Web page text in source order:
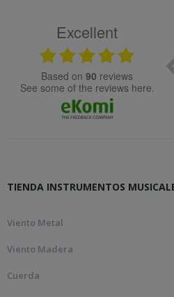
Excellent
based on 90 reviews
see some of the reviews here.
TIENDA INSTRUMENTOS
Viento Metal
Viento Madera
Cuerda